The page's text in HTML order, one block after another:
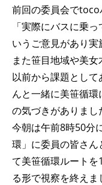
前回の委員会でtoco
「実際にバスに乗
いうご意見があり実
また笹目地域や美女
以前から課題とし
んと一緒に美笹循環
の気づきがありまし
今朝は午前8時50分
環」に委員の皆さ
て美笹循環ルート
る形で視察を終えま